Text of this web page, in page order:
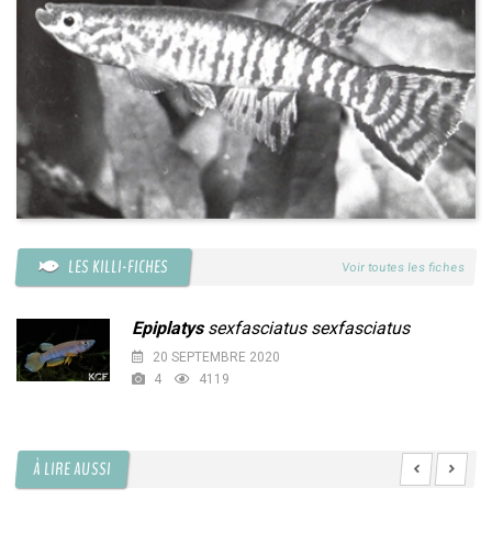
LES KILLI-FICHES Voir toutes les fiches
Epiplatyssexfasciatus sexfasciatus
20 SEPTEMBRE 2020
4
4119
À LIRE AUSSI